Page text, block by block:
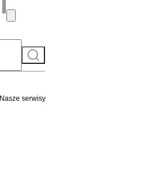
Szukaj
Nasze serwisy